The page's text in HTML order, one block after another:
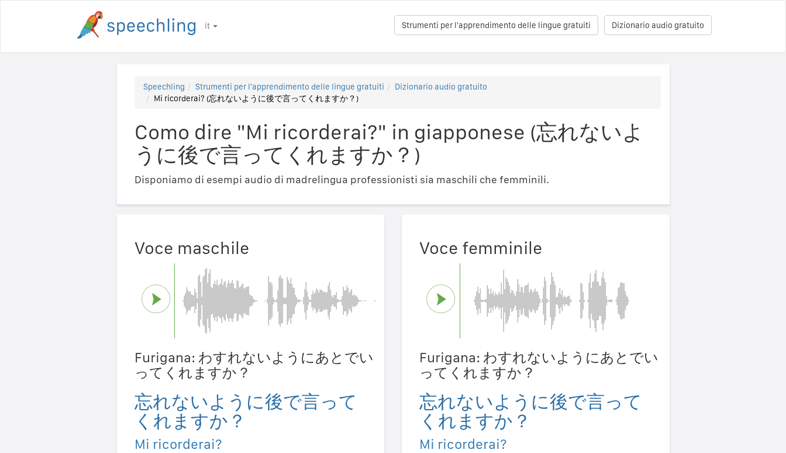
it Dizionario audio gratuito
Strumenti per l'apprendimento delle lingue gratuiti
Speechling Strumenti per l'apprendimento delle lingue gratuiti
Dizionario audio gratuito
Mi ricorderai? (忘れないように後で言ってくれますか？)
Como dire "Mi ricorderai?" in giapponese (忘れないよ
うに後で言ってくれますか？)
Disponiamo di esempi audio di madrelingua professionisti sia maschili che femminili.
Voce maschile
Furigana: わすれないようにあとでい
ってくれますか？
忘れないように後で言って
くれますか？
Mi ricorderai?
Voce femminile
Furigana: わすれないようにあとでい
ってくれますか？
忘れないように後で言って
くれますか？
Mi ricorderai?